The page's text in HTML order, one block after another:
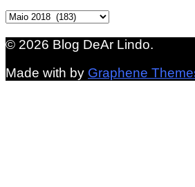
Arquivo
© 2026 Blog DeAr Lindo.
Made with by Graphene